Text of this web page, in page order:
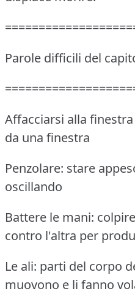
Parole difficili del
Affacciarsi alla
da una finestra
Penzolare: stare
oscillando
Battere le mani:
contro l'altra per
Le ali: parti del corpo
muovono e li fanno